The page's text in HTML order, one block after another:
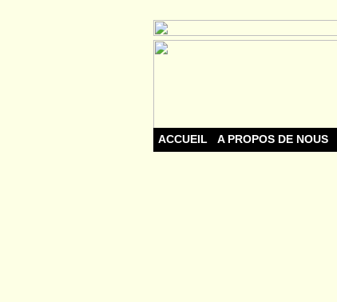
ACCUEIL A PROPOS DE NOUS